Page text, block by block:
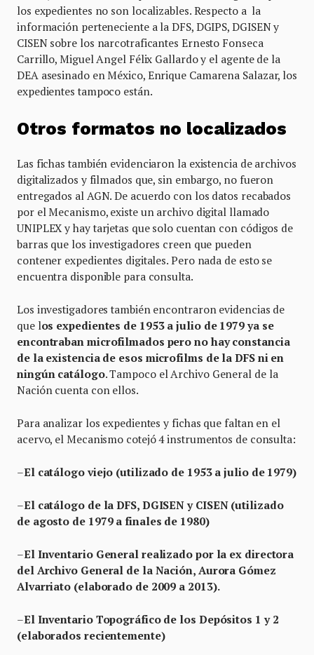
los expedientes no son localizables. Respecto a la
información perteneciente a la DFS, DGIPS, DGISEN y
CISEN sobre los narcotraficantes Ernesto Fonseca
Carrillo, Miguel Angel Félix Gallardo y el agente de la
DEA asesinado en México, Enrique Camarena Salazar, los
expedientes tampoco están.
Otros formatos no localizados
Las fichas también evidenciaron la existencia de archivos
digitalizados y filmados que, sin embargo, no fueron
entregados al AGN. De acuerdo con los datos recabados
por el Mecanismo, existe un archivo digital llamado
UNIPLEX y hay tarjetas que solo cuentan con códigos de
barras que los investigadores creen que pueden
contener expedientes digitales. Pero nada de esto se
encuentra disponible para consulta.
Los investigadores también encontraron evidencias de
que los expedientes de 1953 a julio de 1979 ya se
encontraban microfilmados pero no hay constancia
de la existencia de esos microfilms de la DFS ni en
ningún catálogo. Tampoco el Archivo General de la
Nación cuenta con ellos.
Para analizar los expedientes y fichas que faltan en el
acervo, el Mecanismo cotejó 4 instrumentos de consulta:
–El catálogo viejo (utilizado de 1953 a julio de 1979)
–El catálogo de la DFS, DGISEN y CISEN (utilizado
de agosto de 1979 a finales de 1980)
–El Inventario General realizado por la ex directora
del Archivo General de la Nación, Aurora Gómez
Alvarriato (elaborado de 2009 a 2013).
–El Inventario Topográfico de los Depósitos 1 y 2
(elaborados recientemente)